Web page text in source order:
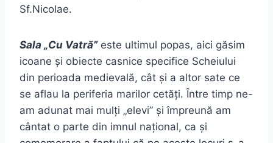
Sf.Nicolae.
Sala „Cu Vatră”este ultimul popas, aici găsim
icoane și obiecte casnice specifice Scheiului
din perioada medievală, cât și a altor sate ce
se aflau la periferia marilor cetăți. Între timp ne-
am adunat mai mulți „elevi” și împreună am
cântat o parte din imnul național, ca și